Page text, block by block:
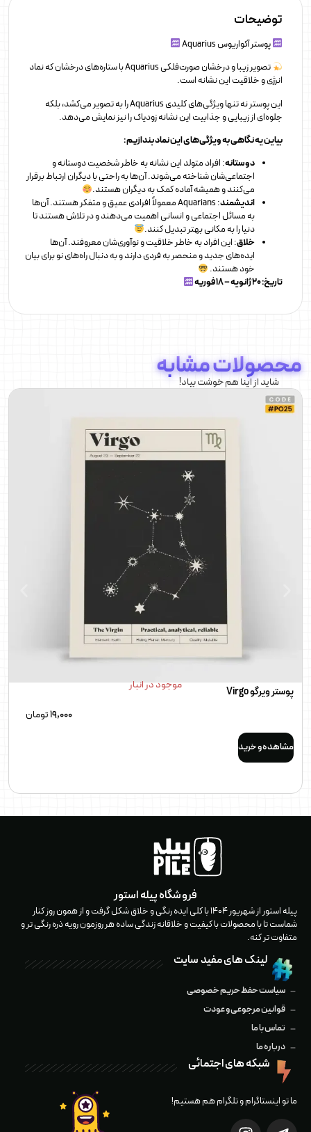
توضیحات
پوستر آکواریوس Aquarius
تصویر زیبا و درخشان صورت‌فلکی Aquarius با ستاره‌های درخشان که نماد
انرژی و خلاقیت این نشانه است.
این پوستر نه تنها ویژگی‌های کلیدی Aquarius را به تصویر می‌کشد، بلکه
جلوه‌ای از زیبایی و جذابیت این نشانه زودیاک را نیز نمایش می‌دهد.
بیاین یه نگاهی به ویژگی‌های این نماد بندازیم :
دوستانه: افراد متولد این نشانه به خاطر شخصیت دوستانه و
اجتماعی‌شان شناخته می‌شوند. آن‌ها به راحتی با دیگران ارتباط برقرار
می‌کنند و همیشه آماده کمک به دیگران هستند.
اندیشمند
: Aquarians معمولاً افرادی عمیق و متفکر هستند. آن‌ها
به مسائل اجتماعی و انسانی اهمیت می‌دهند و در تلاش هستند تا
دنیا را به مکانی بهتر تبدیل کنند.
خلاق: این افراد به خاطر خلاقیت و نوآوری‌شان معروفند. آن‌ها
ایده‌های جدید و منحصر به فردی دارند و به دنبال راه‌های نو برای بیان
خود هستند.
تاریخ: 20 ژانویه – 18 فوریه
محصولات مشابه
شاید از اینا هم خوشت بیاد!
موجود در انبار
پوستر ویرگو Virgo
19,000تومان
مشاهده و خرید
فروشگاه پیله استور
پيله استور از شهریور ۱۴۰۴ با كلى ايده رنگى و خلاق شكل گرفت و از همون روز كنار
شماست تا با محصولات با كيفيت و خلاقانه زندگی ساده هر روزمون رويه ذره رنگى تر و
متفاوت تر کنه.
لینک های مفید سایت
سیاست حفظ حریم خصوصی
قوانین مرجوعی و عودت
تماس با ما
درباره ما
شبکه های اجتمائی
ما تو اینستاگرام و تلگرام هم هستیم!